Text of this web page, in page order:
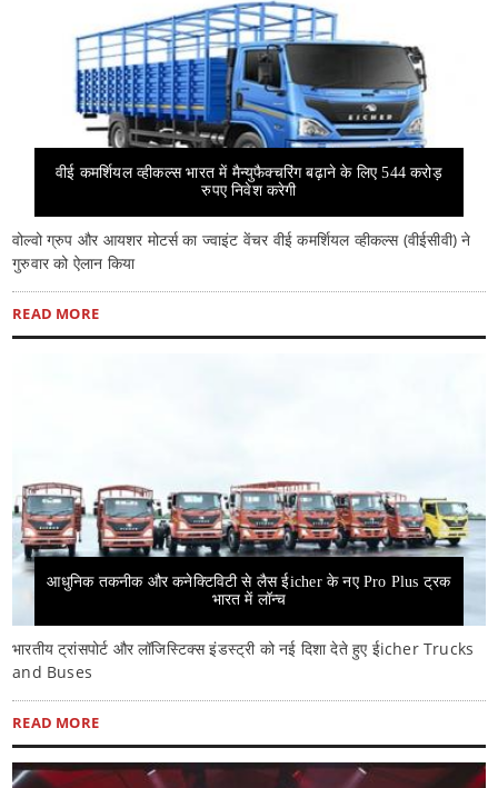
वीई कमर्शियल व्हीकल्स भारत में मैन्युफैक्चरिंग बढ़ाने के लिए 544 करोड़
रुपए निवेश करेगी
वोल्वो ग्रुप और आयशर मोटर्स का ज्वाइंट वेंचर वीई कमर्शियल व्हीकल्स (वीईसीवी) ने
गुरुवार को ऐलान किया
READ MORE
आधुनिक तकनीक और कनेक्टिविटी से लैस ईicher के नए Pro Plus ट्रक
भारत में लॉन्च
भारतीय ट्रांसपोर्ट और लॉजिस्टिक्स इंडस्ट्री को नई दिशा देते हुए ईicher Trucks
and Buses
READ MORE